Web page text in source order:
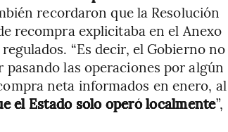
recordaron que la Resolución
recompra explicitaba en el Anexo
“Es decir, el Gobierno no
las operaciones por algún
neta informados en enero, al
el Estado solo operó localmente”,